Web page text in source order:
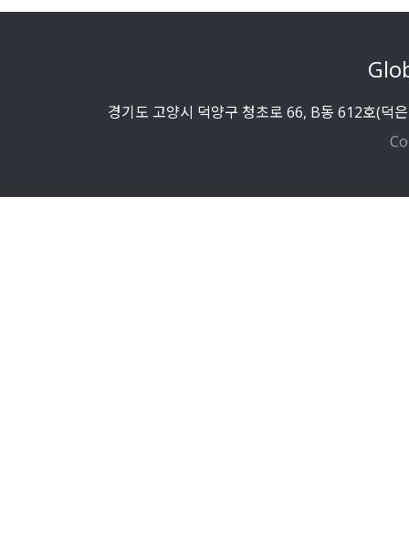
경기도 고양시 덕양구 청초로 66, B동 612호(덕